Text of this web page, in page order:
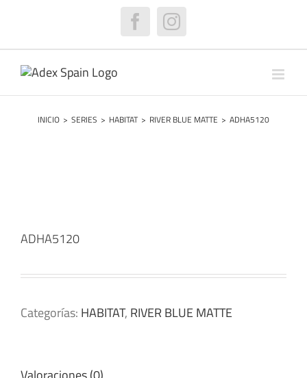
FacebookInstagram
INICIO > SERIES > HABITAT > RIVER BLUE MATTE > ADHA5120
ADHA5120
Categorías: HABITAT, RIVER BLUE MATTE